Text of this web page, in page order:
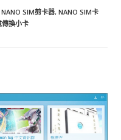
NANO SIM剪卡器, NANO SIM卡
傳換小卡